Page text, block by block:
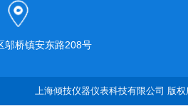
邬桥镇安东路208号
上海倾技仪器仪表科技有限公司 版